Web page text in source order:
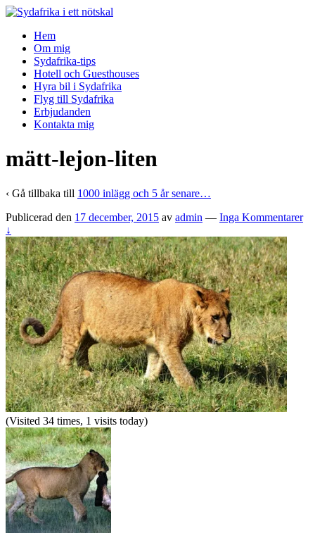
↓
Main
Content
Hem
Om mig
Sydafrika-tips
Hotell och Guesthouses
Hyra bil i Sydafrika
Flyg till Sydafrika
Erbjudanden
Kontakta mig
mätt-lejon-liten
‹ Gå tillbaka till 1000 inlägg och 5 år senare…
Publicerad den 17 december, 2015 av admin — Inga Kommentarer
↓
(Visited 34 times, 1 visits today)